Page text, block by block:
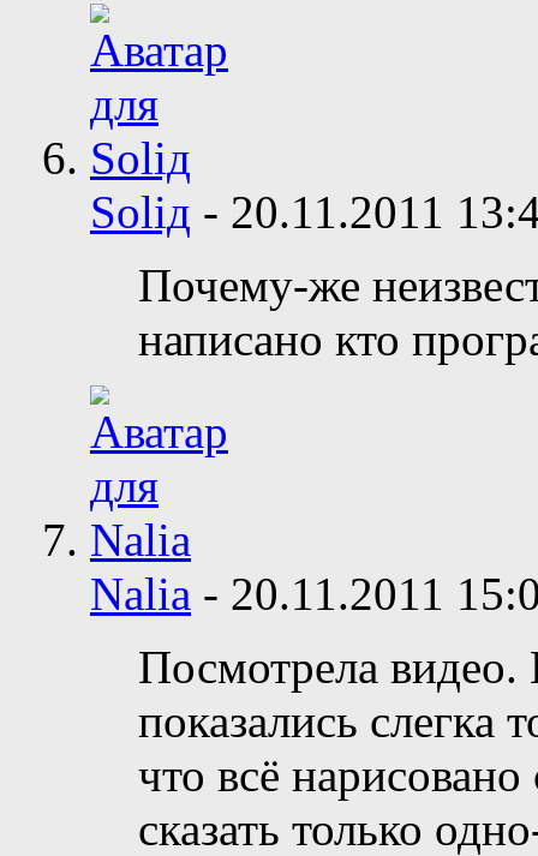
Soliд - 20.11.2011
Почему-же
написано кто
Nalia - 20.11.2011
Посмотрела
показались
что всё
сказать только